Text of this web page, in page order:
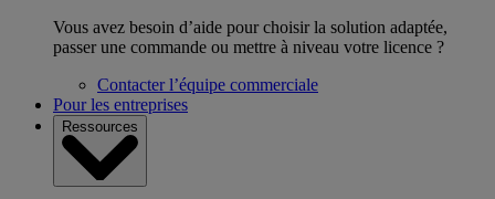
Vous avez besoin d’aide pour choisir la solution adaptée,
passer une commande ou mettre à niveau votre licence ?
Contacter l’équipe commerciale
Pour les entreprises
Ressources